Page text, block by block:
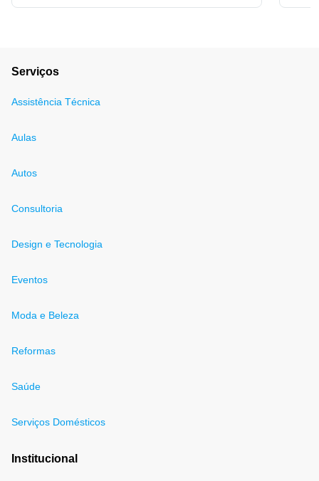
Serviços
Assistência Técnica
Aulas
Autos
Consultoria
Design e Tecnologia
Eventos
Moda e Beleza
Reformas
Saúde
Serviços Domésticos
Institucional